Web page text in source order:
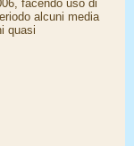
facendo uso di
alcuni media
quasi